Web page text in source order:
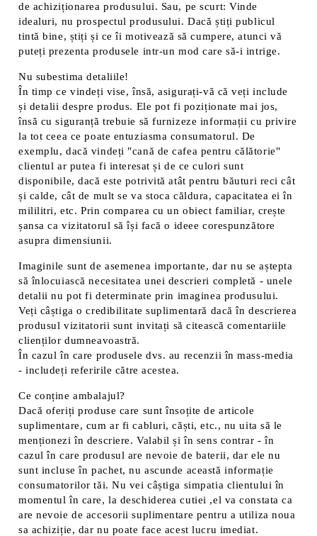
de achiziționarea produsului. Sau, pe scurt: Vinde
idealuri, nu prospectul produsului. Dacă știți publicul
tintă bine, știți și ce îi motivează să cumpere, atunci vă
puteți prezenta produsele intr-un mod care să-i intrige.
Nu subestima detaliile!
În timp ce vindeți vise, însă, asigurați-vă că veți include
și detalii despre produs. Ele pot fi poziționate mai jos,
însă cu siguranță trebuie să furnizeze informații cu privire
la tot ceea ce poate entuziasma consumatorul. De
exemplu, dacă vindeți "cană de cafea pentru călătorie"
clientul ar putea fi interesat și de ce culori sunt
disponibile, dacă este potrivită atât pentru băuturi reci cât
și calde, cât de mult se va stoca căldura, capacitatea ei în
mililitri, etc. Prin comparea cu un obiect familiar, crește
șansa ca vizitatorul să își facă o ideee corespunzătore
asupra dimensiunii.
Imaginile sunt de asemenea importante, dar nu se aștepta
să înlocuiască necesitatea unei descrieri completă - unele
detalii nu pot fi determinate prin imaginea produsului.
Veți câștiga o credibilitate suplimentară dacă în descrierea
produsul vizitatorii sunt invitați să citească comentariile
clienților dumneavoastră.
În cazul în care produsele dvs. au recenzii în mass-media
- includeți referirile către acestea.
Ce conține ambalajul?
Dacă oferiți produse care sunt însoțite de articole
suplimentare, cum ar fi cabluri, căști, etc., nu uita să le
menționezi în descriere. Valabil și în sens contrar - în
cazul în care produsul are nevoie de baterii, dar ele nu
sunt incluse în pachet, nu ascunde această informație
consumatorilor tăi. Nu vei câștiga simpatia clientului în
momentul în care, la deschiderea cutiei ,el va constata ca
are nevoie de accesorii suplimentare pentru a utiliza noua
sa achiziție, dar nu poate face acest lucru imediat.